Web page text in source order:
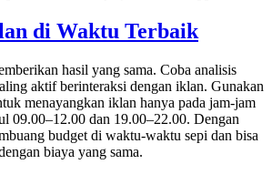
di Waktu Terbaik
hasil yang sama. Coba analisis
aktif berinteraksi dengan iklan. Gunakan
menayangkan iklan hanya pada jam-jam
09.00–12.00 dan 19.00–22.00. Dengan
budget di waktu-waktu sepi dan bisa
biaya yang sama.